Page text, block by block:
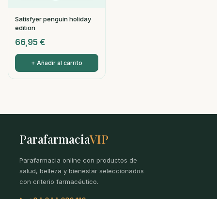
Satisfyer penguin holiday
edition
66,95 €
+ Añadir al carrito
ParafarmaciaVIP
Parafarmacia online con productos de
salud, belleza y bienestar seleccionados
con criterio farmacéutico.